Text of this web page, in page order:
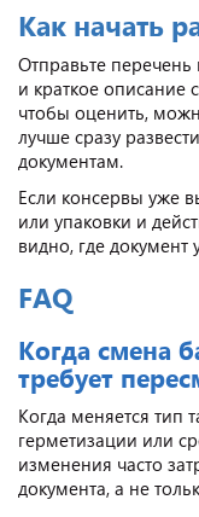
Как начать
Отправьте
и краткое описание
чтобы оценить,
лучше сразу
документам.
Если консервы уже
или упаковки и
видно, где
FAQ
Когда смена
требует
Когда меняется тип
герметизации или
изменения часто
документа, а не